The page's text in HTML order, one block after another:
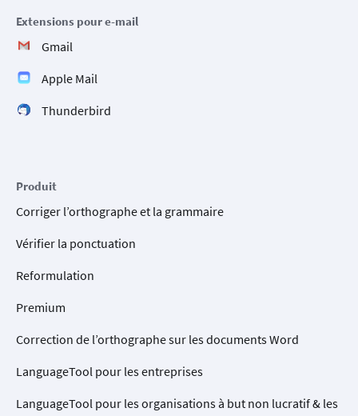
Extensions pour e-mail
Gmail
Apple Mail
Thunderbird
Produit
Corriger l’orthographe et la grammaire
Vérifier la ponctuation
Reformulation
Premium
Correction de l’orthographe sur les documents Word
LanguageTool pour les entreprises
LanguageTool pour les organisations à but non lucratif & les